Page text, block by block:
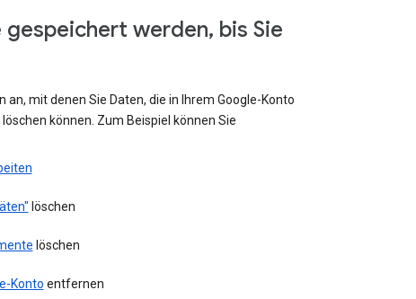
gespeichert werden, bis Sie
an, mit denen Sie Daten, die in Ihrem Google-Konto
können. Zum Beispiel können Sie
löschen
löschen
Konto entfernen